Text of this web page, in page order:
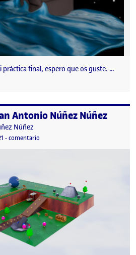
final, espero que os guste. …
Antonio Núñez Núñez
Núñez
-comentario